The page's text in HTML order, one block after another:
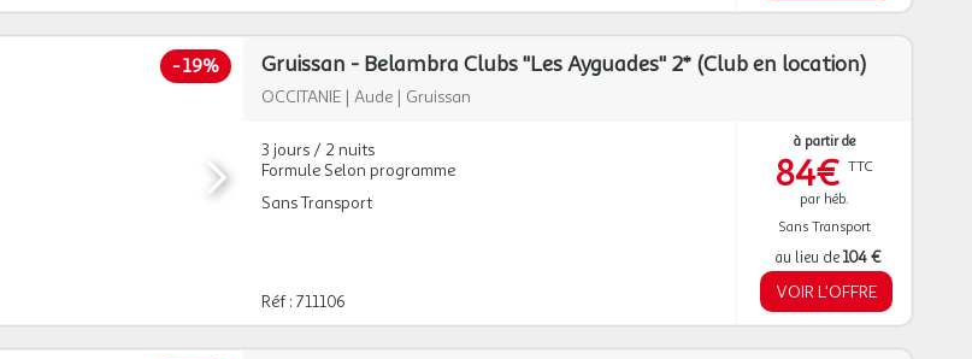
-19% Gruissan - Belambra Clubs "Les Ayguades" 2* (Club en location)
OCCITANIE | Aude | Gruissan
3 jours / 2 nuits
Formule Selon programme
Sans Transport
Réf : 711106
à partir de
84€ TTC
par héb.
Sans Transport
au lieu de104 €
VOIR L'OFFRE